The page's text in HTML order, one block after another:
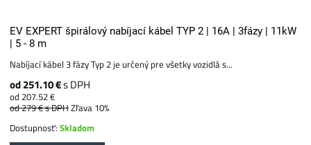
EV EXPERT špirálový nabíjací kábel TYP 2 | 16A | 3fázy | 11kW
| 5 - 8 m
Nabíjací kábel 3 fázy Typ 2 je určený pre všetky vozidlá s...
od 251.10 €s DPH
od 207.52 €
od 279 €s DPHZľava 10%
Dostupnosť:Skladom